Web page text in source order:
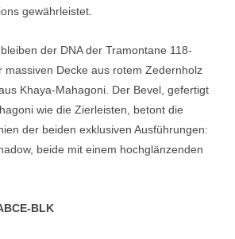
gewährleistet.
der DNA der Tramontane 118-
massiven Decke aus rotem Zedernholz
Khaya-Mahagoni. Der Bevel, gefertigt
wie die Zierleisten, betont die
der beiden exklusiven Ausführungen:
beide mit einem hochglänzenden
BLK